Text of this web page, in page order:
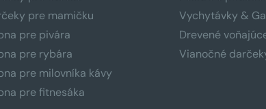
pre mamičku
pre pivára
pre rybára
pre milovníka kávy
pre fitnesáka
Vychytávky &
Drevené
Vianočné